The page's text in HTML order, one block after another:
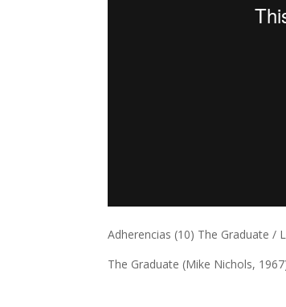
Adherencias (10) The Graduate /
The Graduate (Mike Nichols,